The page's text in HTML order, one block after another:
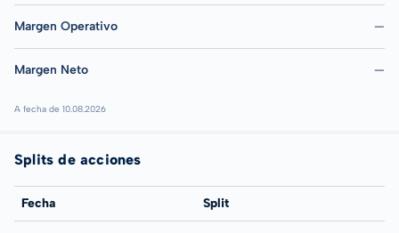
Margen Operativo —
Margen Neto —
A fecha de 10.08.2026
Splits de acciones
Fecha Split